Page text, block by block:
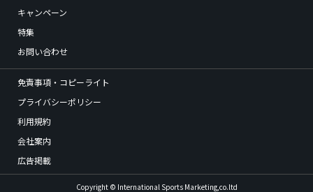
キャンペーン
特集
お問い合わせ
免責事項・コピーライト
プライバシーポリシー
利用規約
会社案内
広告掲載
Copyright © International Sports Marketing,co.ltd